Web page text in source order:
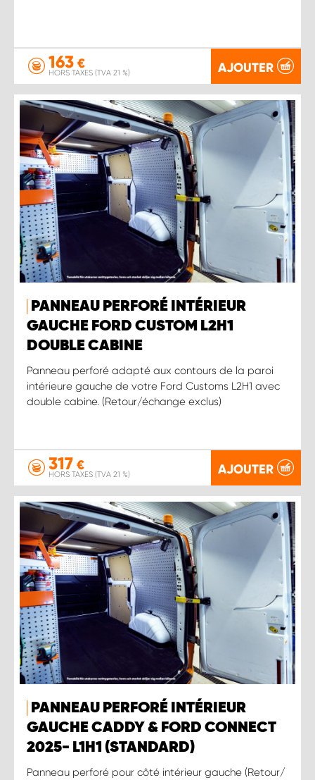
163 €
HORS TAXES (TVA 21 %) AJOUTER
PANNEAU PERFORÉ INTÉRIEUR
GAUCHE FORD CUSTOM L2H1
DOUBLE CABINE
Panneau perforé adapté aux contours de la paroi
intérieure gauche de votre Ford Customs L2H1 avec
double cabine. (Retour/échange exclus)
317 €
HORS TAXES (TVA 21 %) AJOUTER
PANNEAU PERFORÉ INTÉRIEUR
GAUCHE CADDY & FORD CONNECT
2025- L1H1 (STANDARD)
Panneau perforé pour côté intérieur gauche (Retour/